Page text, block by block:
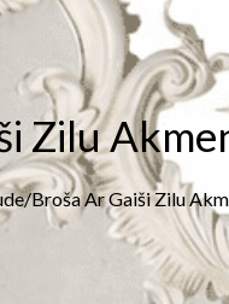
Zilu
broša Ar Gaiši Zilu